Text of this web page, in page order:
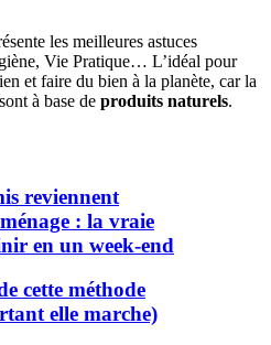
les meilleures astuces
Vie Pratique… L’idéal pour
et faire du bien à la planète, car la
à base de produits naturels.
reviennent
: la vraie
en un week-end
cette méthode
elle marche)